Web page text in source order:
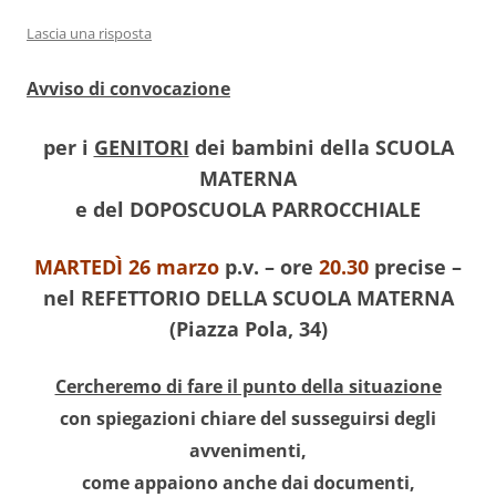
Lascia una risposta
Avviso di convocazione
per i GENITORI dei bambini della SCUOLA
MATERNA
e del DOPOSCUOLA PARROCCHIALE
MARTEDÌ 26 marzo p.v. – ore 20.30 precise –
nel REFETTORIO DELLA SCUOLA MATERNA
(Piazza Pola, 34)
Cercheremo di fare il punto della situazione
con spiegazioni chiare del susseguirsi degli
avvenimenti,
come appaiono anche dai documenti,